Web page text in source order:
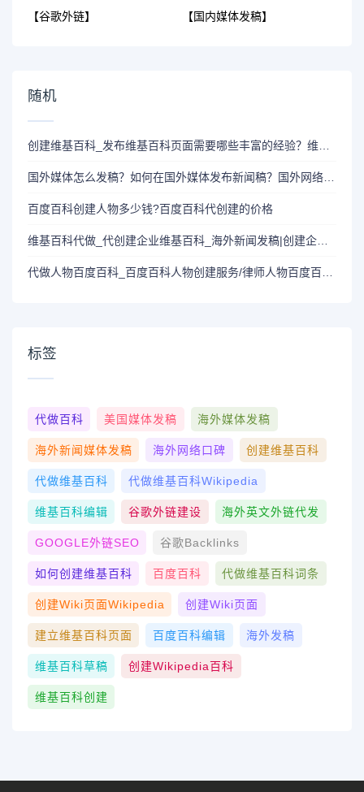
【谷歌外链】 【国内媒体发稿】
随机
百度百科创建人物多少钱?百度百科代创建的价格
标签
代做百科 美国媒体发稿 海外媒体发稿
海外新闻媒体发稿 海外网络口碑 创建维基百科
代做维基百科 代做维基百科wikipedia
维基百科编辑 谷歌外链建设 海外英文外链代发
GOOGLE外链SEO 谷歌Backlinks
如何创建维基百科 百度百科 代做维基百科词条
创建wiki页面Wikipedia 创建wiki页面
建立维基百科页面 百度百科编辑 海外发稿
维基百科草稿 创建Wikipedia百科
维基百科创建